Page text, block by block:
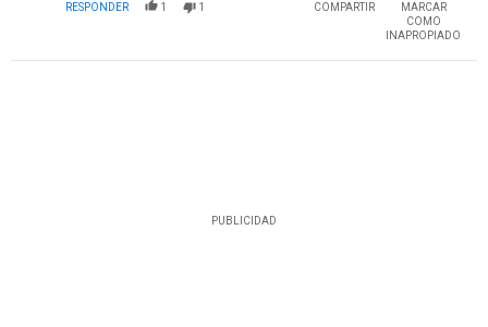
RESPONDER 1 1 COMPARTIR
MARCAR
COMO
INAPROPIADO
PUBLICIDAD